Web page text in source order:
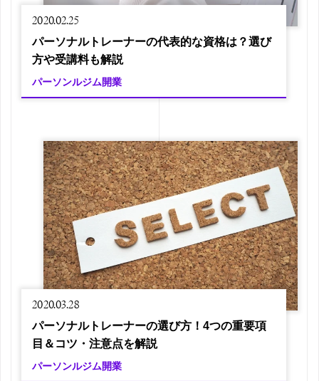
2020.02.25
パーソナルトレーナーの代表的な資格は？選び
方や受講料も解説
パーソンルジム開業
2020.03.28
パーソナルトレーナーの選び方！4つの重要項
目＆コツ・注意点を解説
パーソンルジム開業